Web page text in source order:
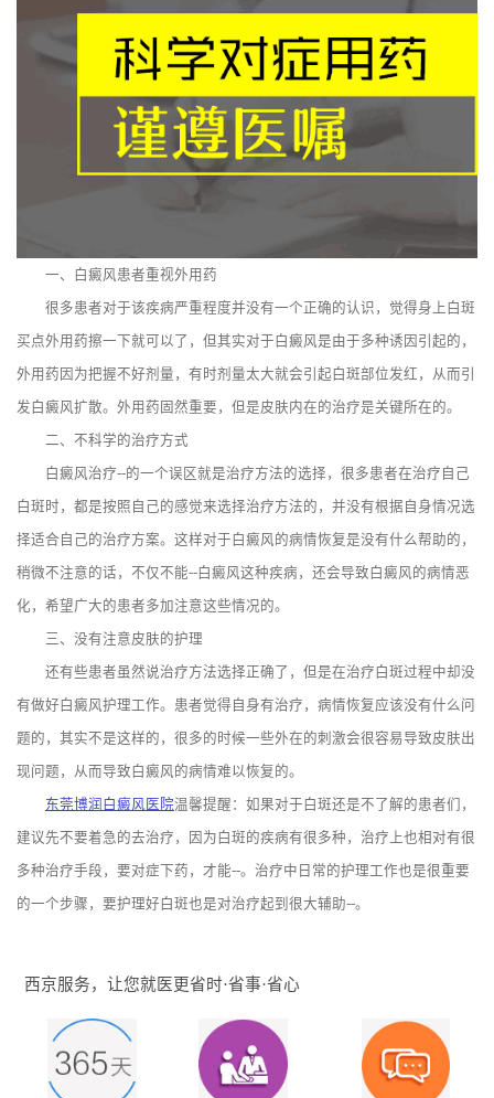
一、白癜风患者重视外用药
很多患者对于该疾病严重程度并没有一个正确的认识，觉得身上白斑
买点外用药擦一下就可以了，但其实对于白癜风是由于多种诱因引起的，
外用药因为把握不好剂量，有时剂量太大就会引起白斑部位发红，从而引
发白癜风扩散。外用药固然重要，但是皮肤内在的治疗是关键所在的。
二、不科学的治疗方式
白癜风治疗--的一个误区就是治疗方法的选择，很多患者在治疗自己
白斑时，都是按照自己的感觉来选择治疗方法的，并没有根据自身情况选
择适合自己的治疗方案。这样对于白癜风的病情恢复是没有什么帮助的，
稍微不注意的话，不仅不能--白癜风这种疾病，还会导致白癜风的病情恶
化，希望广大的患者多加注意这些情况的。
三、没有注意皮肤的护理
还有些患者虽然说治疗方法选择正确了，但是在治疗白斑过程中却没
有做好白癜风护理工作。患者觉得自身有治疗，病情恢复应该没有什么问
题的，其实不是这样的，很多的时候一些外在的刺激会很容易导致皮肤出
现问题，从而导致白癜风的病情难以恢复的。
东莞博润白癜风医院温馨提醒：如果对于白斑还是不了解的患者们，
建议先不要着急的去治疗，因为白斑的疾病有很多种，治疗上也相对有很
多种治疗手段，要对症下药，才能--。治疗中日常的护理工作也是很重要
的一个步骤，要护理好白斑也是对治疗起到很大辅助--。
西京服务，让您就医更省时·省事·省心